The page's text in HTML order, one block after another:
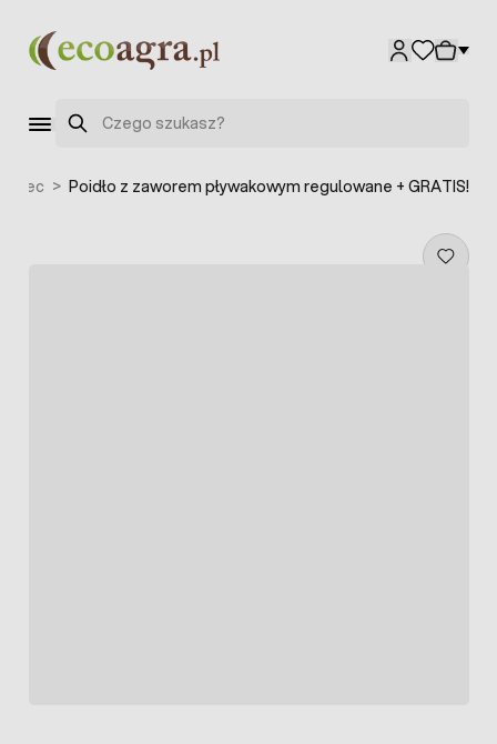
Szukaj
> Poidło z zaworem pływakowym regulowane + GRATIS!